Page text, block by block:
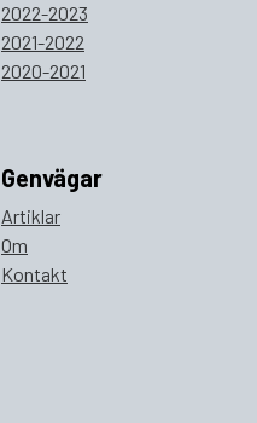
2022-2023
2021-2022
2020-2021
Genvägar
Artiklar
Om
Kontakt